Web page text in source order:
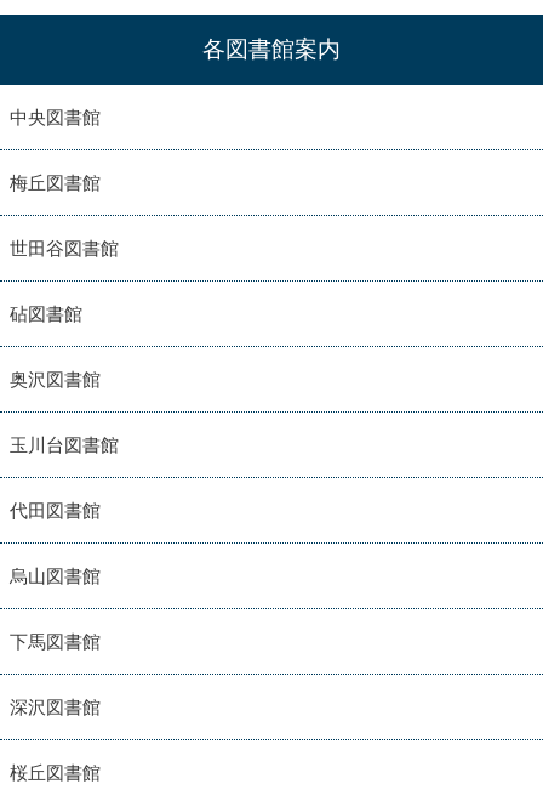
各図書館案内
中央図書館
梅丘図書館
世田谷図書館
砧図書館
奥沢図書館
玉川台図書館
代田図書館
烏山図書館
下馬図書館
深沢図書館
桜丘図書館